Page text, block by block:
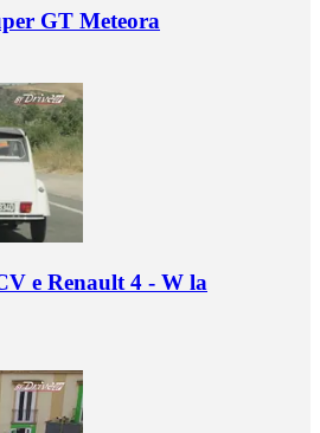
GT Meteora
e Renault 4 - W la